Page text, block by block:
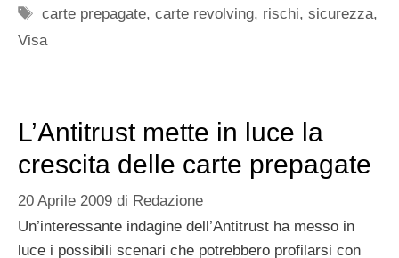
Tag
carte prepagate,carte revolving, rischi,sicurezza,
Visa
L’Antitrust mette in luce la
crescita delle carte prepagate
20 Aprile 2009 di Redazione
Un’interessante indagine dell’Antitrust ha messo in
luce i possibili scenari che potrebbero profilarsi con